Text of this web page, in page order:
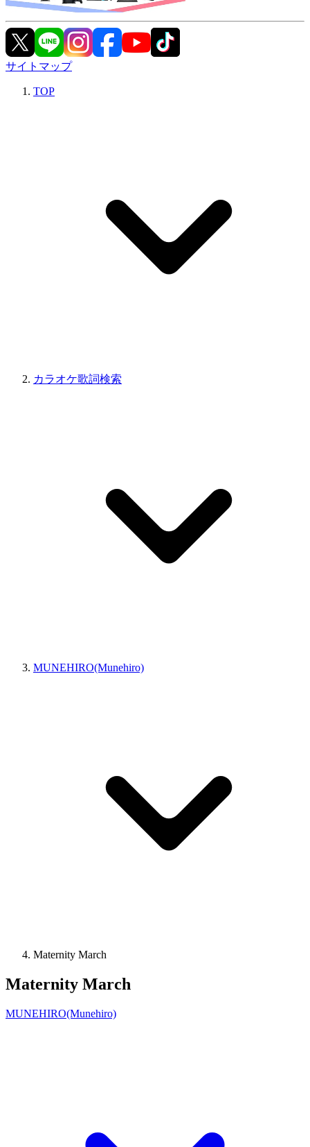
サイトマップ
TOP
カラオケ歌詞検索
MUNEHIRO(Munehiro)
Maternity March
Maternity March
MUNEHIRO(Munehiro)